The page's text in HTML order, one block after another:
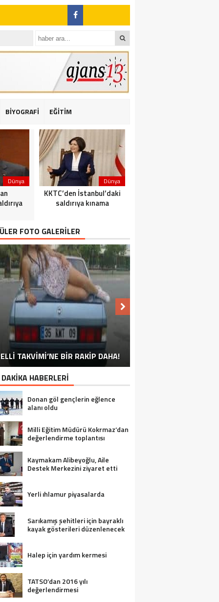
2 yaralı
BİYOGRAFİ EĞİTİM
Dünya Dünya
KKTC’den İstanbul’daki
saldırıya kınama
FOTO GALERİLER
TAKVİMİ’NE BİR RAKİP DAHA!
İYİ ‘KURBAN BAYRAMI’ CAPSLERİ!
SÖYLEMEYEN ESNAF GÖRDÜNÜZ
MÜ?
FOTOĞRAFLARLA HIZAN
FOTOĞRAFLARLA BITLIS
FOTOĞRAFLARLA TATVAN
FOTOĞRAFLARLA GÜROYMAK
FOTOĞRAFLARLA AHLAT
FOTOĞRAFLARLA ADILCEVAZ
FOTOĞRAFLARLA MUTKI
HABERLERİ
Donan göl gençlerin eğlence
alanı oldu
Milli Eğitim Müdürü Kokrmaz’dan
değerlendirme toplantısı
Kaymakam Alibeyoğlu, Aile
Destek Merkezini ziyaret etti
Yerli ıhlamur piyasalarda
Sarıkamış şehitleri için bayraklı
kayak gösterileri düzenlenecek
Halep için yardım kermesi
TATSO’dan 2016 yılı
değerlendirmesi